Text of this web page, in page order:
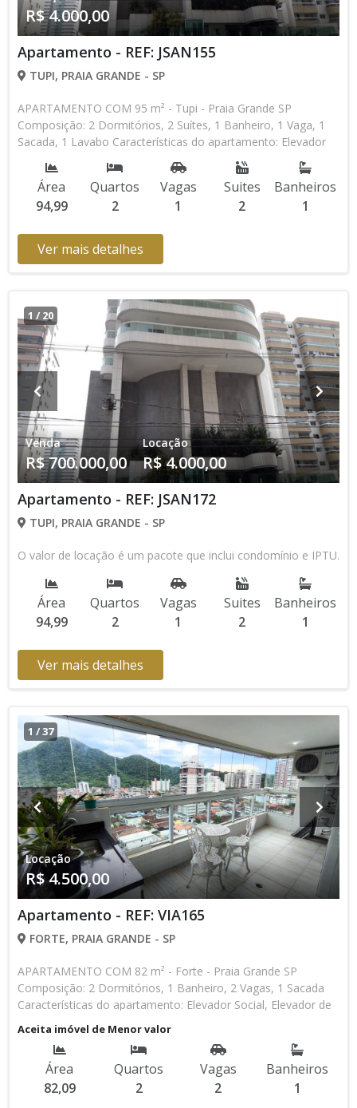
R$ 4.000,00
Apartamento - REF: JSAN155
TUPI, PRAIA GRANDE - SP
APARTAMENTO COM 95 m² - Tupi - Praia Grande SP
Composição: 2 Dormitórios, 2 Suítes, 1 Banheiro, 1 Vaga, 1
Sacada, 1 Lavabo Características do apartamento: Elevador
Social, Elevador de Serviço, Portão Automático, Portaria 24h,
Piscina, Sauna, Salão de Jogos, Salão de Festas, Academia
Aceita Financiamento Direto com a Construtora * Os valores
e disponibilidade podem ser alterados sem prévio aviso. Favor
Área
94,99
Quartos
2
Vagas
1
Suites
2
Banheiros
1
Ver mais detalhes
1 / 20
Venda
R$ 700.000,00
Locação
R$ 4.000,00
Apartamento - REF: JSAN172
TUPI, PRAIA GRANDE - SP
O valor de locação é um pacote que inclui condomínio e IPTU.
Área
94,99
Quartos
2
Vagas
1
Suites
2
Banheiros
1
Ver mais detalhes
1 /37
Locação
R$ 4.500,00
Apartamento - REF: VIA165
FORTE, PRAIA GRANDE - SP
APARTAMENTO COM 82 m² - Forte - Praia Grande SP
Composição: 2 Dormitórios, 1 Banheiro, 2 Vagas, 1 Sacada
Características do apartamento: Elevador Social, Elevador de
Serviço, Acessibilidade, Portão Automático, Interfone, Água
Individual, Piscina, Salão de Jogos, Salão de Festas, Espaço
Gourmet, Academia, Churrasqueira * Os valores e
disponibilidade podem ser alterados sem prévio aviso. Favor
verificar entrando em contato com nossa equipe
Aceita imóvel de Menor valor
Área
82,09
Quartos
2
Vagas
2
Banheiros
1